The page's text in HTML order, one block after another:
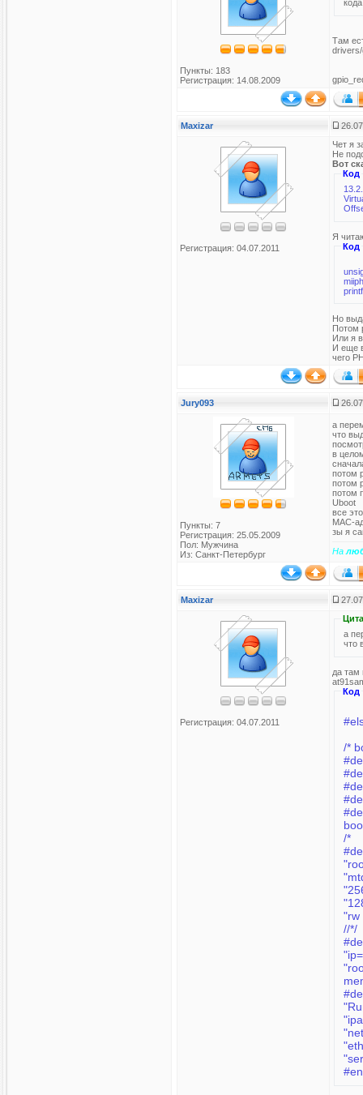
Пункты: 183
Регистрация: 14.08.2009
Там
Maxizar
Регистрация: 04.07.2011
Чет я
Не
Вот
Код
Я
Код
Но
Потом
Или я
И еще
чего
Jury093
Пункты: 7
Регистрация: 25.05.2009
Пол: Мужчина
Из: Санкт-Петербург
а
что
в
потом
потом
потом
Uboot
все
MAC-
зы я
На
Maxizar
Регистрация: 04.07.2011
а
что
да там
Код
/*
/*
"rw
//*/